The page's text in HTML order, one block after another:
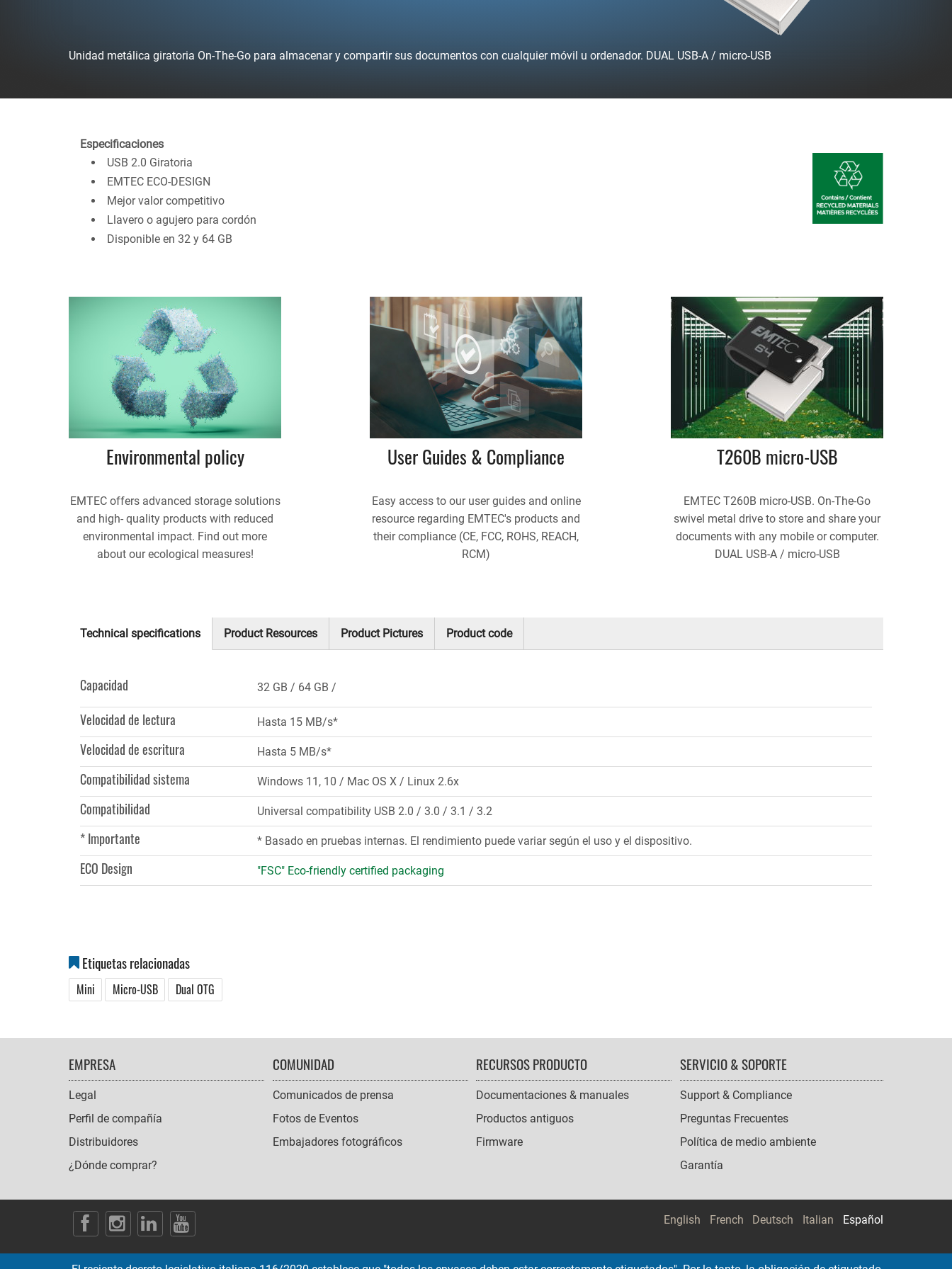
Unidad metálica giratoria On-The-Go para almacenar y compartir sus documentos con cualquier móvil u ordenador. DUAL USB-A / micro-USB
Especificaciones
USB 2.0 Giratoria
EMTEC ECO-DESIGN
Mejor valor competitivo
Llavero o agujero para cordón
Disponible en 32 y 64 GB
Environmental policy
EMTEC offers advanced storage solutions
and high- quality products with reduced
environmental impact. Find out more
about our ecological measures!
User Guides & Compliance
Easy access to our user guides and online
resource regarding EMTEC's products and
their compliance (CE, FCC, ROHS, REACH,
RCM)
T260B micro-USB
EMTEC T260B micro-USB. On-The-Go
swivel metal drive to store and share your
documents with any mobile or computer.
DUAL USB-A / micro-USB
Technical specifications
Product Resources Product Pictures Product code
Capacidad 32 GB 64 GB
Velocidad de lectura Hasta 15 MB/s*
Velocidad de escritura Hasta 5 MB/s*
Compatibilidad sistema Windows 11, 10 / Mac OS X / Linux 2.6x
Compatibilidad Universal compatibility USB 2.0 / 3.0 / 3.1 / 3.2
* Importante * Basado en pruebas internas. El rendimiento puede variar según el uso y el dispositivo.
ECO Design "FSC" Eco-friendly certified packaging
Etiquetas relacionadas
Mini Micro-USB Dual OTG
FOOTER
NAVIGATION
EMPRESA
Legal
Perfil de compañía
Distribuidores
¿Dónde comprar?
COMUNIDAD
Comunicados de prensa
Fotos de Eventos
Embajadores fotográficos
RECURSOS PRODUCTO
Documentaciones & manuales
Productos antiguos
Firmware
SERVICIO & SOPORTE
Support & Compliance
Preguntas Frecuentes
Política de medio ambiente
Garantía
SOCIAL
ICONS
English French Deutsch Italian Español